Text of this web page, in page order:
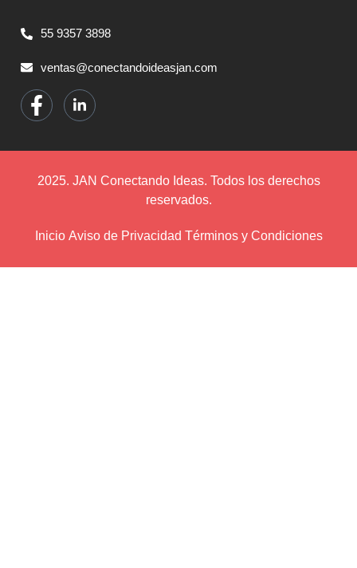
55 9357 3898
ventas@conectandoideasjan.com
2025. JAN Conectando Ideas. Todos los derechos
reservados.
Inicio Aviso de Privacidad Términos y Condiciones